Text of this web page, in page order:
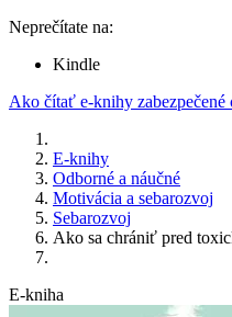
Neprečítate na:
Kindle
Ako čítať e-knihy
E-knihy
Odborné a náučné
Motivácia a sebarozvoj
Sebarozvoj
Ako sa chrániť pred
E-kniha